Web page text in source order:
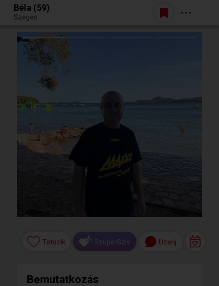
Egy jó randiból bármi lehet.
Belépés
Béla (59)
Szeged
Tetszik SzuperSzív Üzenj
Bemutatkozás